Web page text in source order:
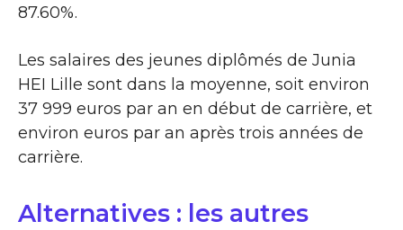
87.60%.
Les salaires des jeunes diplômés de Junia
HEI Lille sont dans la moyenne, soit environ
37 999 euros par an en début de carrière, et
environ euros par an après trois années de
carrière.
Alternatives : les autres